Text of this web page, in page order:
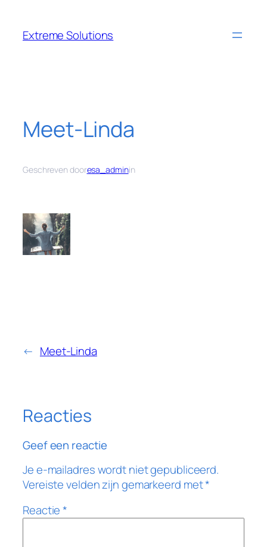
Extreme Solutions
Meet-Linda
Geschreven dooresa_adminin
← Meet-Linda
Reacties
Geef een reactie
Je e-mailadres wordt niet gepubliceerd.
Vereiste velden zijn gemarkeerd met*
Reactie*